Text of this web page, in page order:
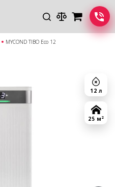
MYCOND TIBO Eco 12
12 л
25 м 2